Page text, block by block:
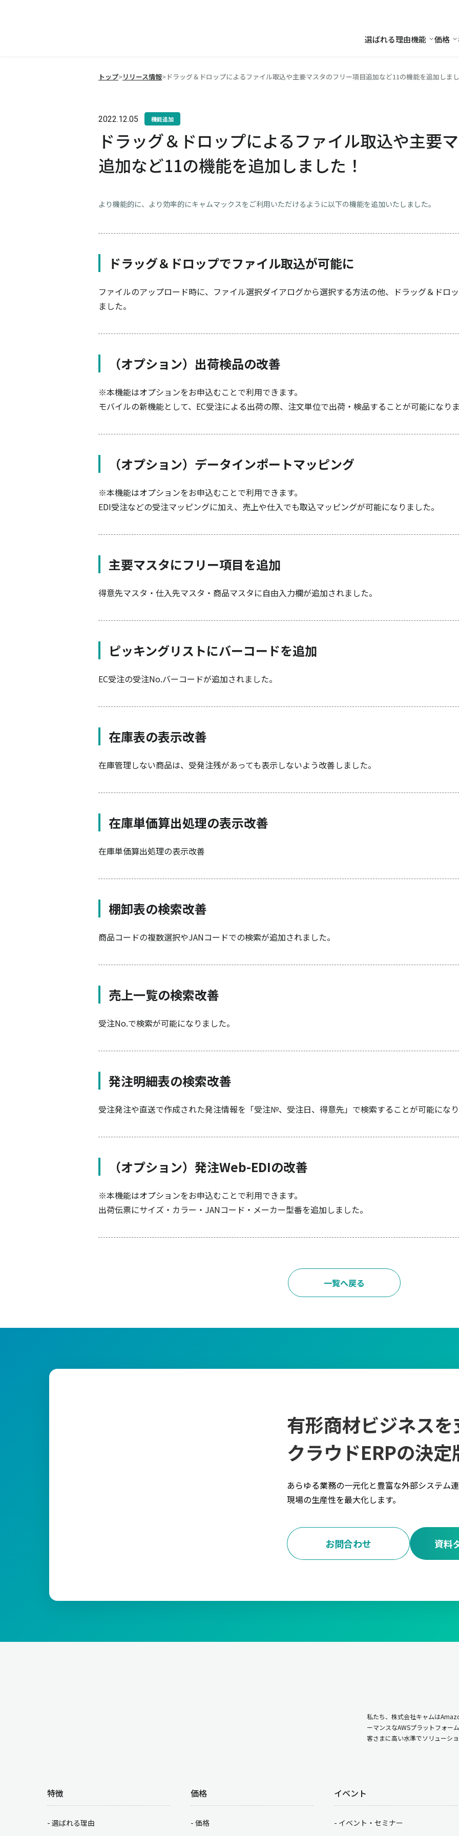
選ばれる理由機能 機能
価格
トップ>リリース情報> ドラッグ＆ドロップによるファイル取込や主要マスタのフリー項目追加など11の機能を追加しま
2022.12.05 機能追加
ドラッグ＆ドロップによるファイル取込や主要
追加など11の機能を追加しました！
より機能的に、より効率的にキャムマックスをご利用いただけるように以下の機能を追加いたしました。
ドラッグ＆ドロップでファイル取込が可能に
ファイルのアップロード時に、ファイル選択ダイアログから選択する方法の他、ドラッグ＆ドロ
ました。
（オプション）出荷検品の改善
※本機能はオプションをお申込むことで利用できます。
モバイルの新機能として、EC受注による出荷の際、注文単位で出荷・検品することが可能になり
（オプション）データインポートマッピング
※本機能はオプションをお申込むことで利用できます。
EDI受注などの受注マッピングに加え、売上や仕入でも取込マッピングが可能になりました。
主要マスタにフリー項目を追加
得意先マスタ・仕入先マスタ・商品マスタに自由入力欄が追加されました。
ピッキングリストにバーコードを追加
EC受注の受注No.バーコードが追加されました。
在庫表の表示改善
在庫管理しない商品は、受発注残があっても表示しないよう改善しました。
在庫単価算出処理の表示改善
在庫単価算出処理の表示改善
棚卸表の検索改善
商品コードの複数選択やJANコードでの検索が追加されました。
売上一覧の検索改善
受注No.で検索が可能になりました。
発注明細表の検索改善
受注発注や直送で作成された発注情報を「受注№、受注日、得意先」で検索することが可能にな
（オプション）発注Web-EDIの改善
※本機能はオプションをお申込むことで利用できます。
出荷伝票にサイズ・カラー・JANコード・メーカー型番を追加しました。
一覧へ戻る
有形商材ビジネスを
クラウドERPの決定
あらゆる業務の一元化と豊富な外部システム
現場の生産性を最大化します。
資料
お問合わせ
私たち、株式会社キャムは
ーマンスなAWSプラットフォー
客さまに高い水準でソリューシ
特徴
選ばれる理由
価格
価格
イベント
イベント・セミナー